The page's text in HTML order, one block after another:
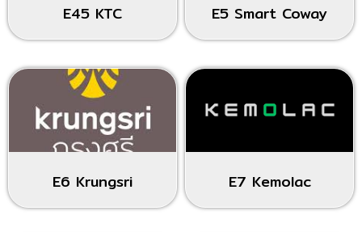
E45 KTC E5 Smart Coway
E6 Krungsri E7 Kemolac